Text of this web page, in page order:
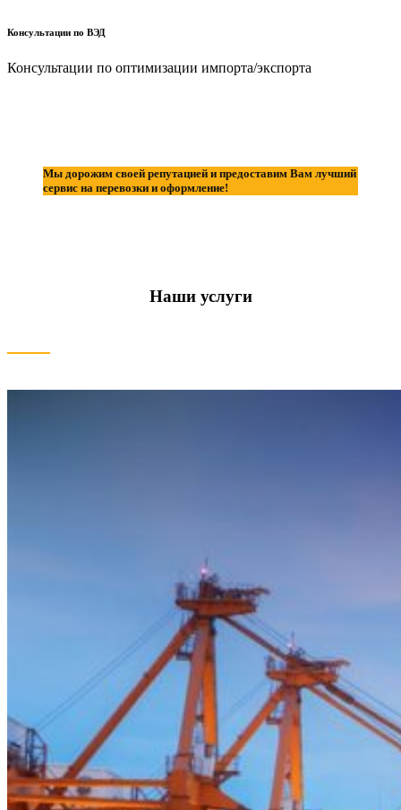
Консультации по ВЭД
Консультации по оптимизации импорта/экспорта
Мы дорожим своей репутацией и предоставим Вам лучший
сервис на перевозки и оформление!
Наши услуги